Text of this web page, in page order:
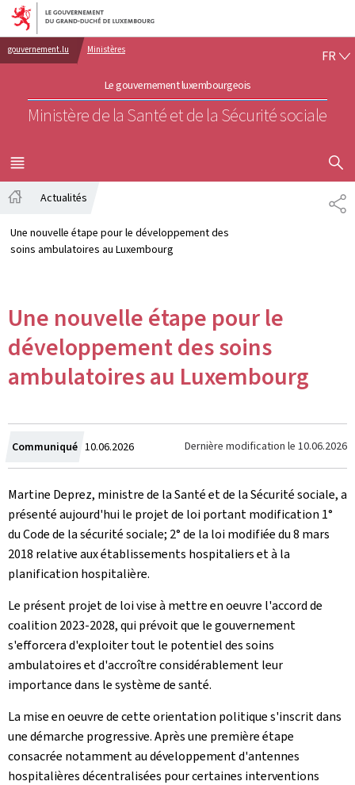
Aller au menu principal
Aller au contenu
gouvernement.lu Ministères
Le gouvernement luxembourgeois
Ministère de la Santé et de la Sécurité sociale
FR
MENU
PRINCIPAL
Actualités
Une nouvelle étape pour le développement des
soins ambulatoires au Luxembourg
Une nouvelle étape pour le
développement des soins
ambulatoires au Luxembourg
Communiqué Crée
le
10.06.2026 Dernière modification le 10.06.2026
Martine Deprez, ministre de la Santé et de la Sécurité sociale, a
présenté aujourd'hui le projet de loi portant modification 1°
du Code de la sécurité sociale; 2° de la loi modifiée du 8 mars
2018 relative aux établissements hospitaliers et à la
planification hospitalière.
Le présent projet de loi vise à mettre en oeuvre l'accord de
coalition 2023-2028, qui prévoit que le gouvernement
s'efforcera d'exploiter tout le potentiel des soins
ambulatoires et d'accroître considérablement leur
importance dans le système de santé.
La mise en oeuvre de cette orientation politique s'inscrit dans
une démarche progressive. Après une première étape
consacrée notamment au développement d'antennes
hospitalières décentralisées pour certaines interventions